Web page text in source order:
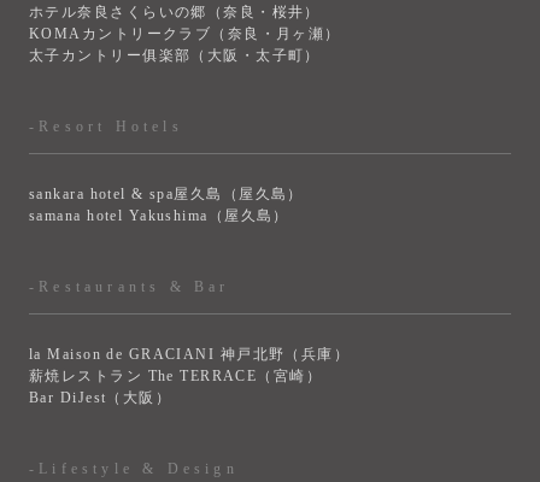
ホテル奈良さくらいの郷（奈良・桜井）
KOMAカントリークラブ（奈良・月ヶ瀬）
太子カントリー俱楽部（大阪・太子町）
-Resort Hotels
sankara hotel & spa屋久島（屋久島）
samana hotel Yakushima（屋久島）
-Restaurants & Bar
la Maison de GRACIANI 神戸北野（兵庫）
薪焼レストラン The TERRACE（宮崎）
Bar DiJest（大阪）
-Lifestyle & Design